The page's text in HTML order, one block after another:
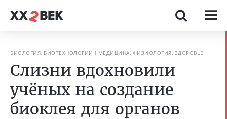
БИОЛОГИЯ, БИОТЕХНОЛОГИИ МЕДИЦИНА, ФИЗИОЛОГИЯ, ЗДОРОВЬЕ
Слизни вдохновили
учёных на создание
биоклея для органов